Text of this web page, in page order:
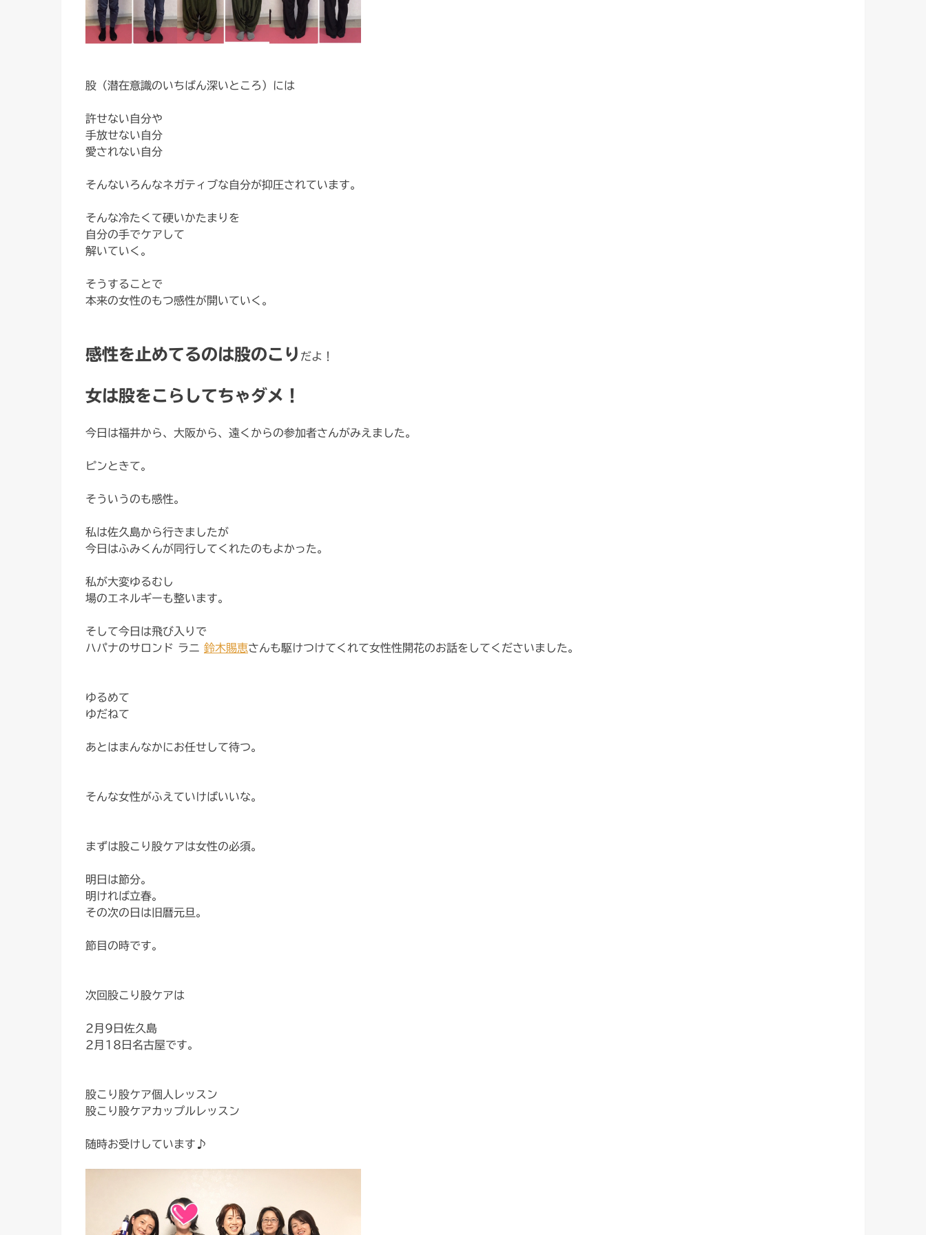
股（潜在意識のいちばん深いところ）には
許せない自分や
手放せない自分
愛されない自分
そんないろんなネガティブな自分が抑圧されています。
そんな冷たくて硬いかたまりを
自分の手でケアして
解いていく。
そうすることで
本来の女性のもつ感性が開いていく。
感性を止めてるのは股のこり だよ！
女は股をこらしてちゃダメ！
今日は福井から、大阪から、遠くからの参加者さんがみえました。
ピンときて。
そういうのも感性。
私は佐久島から行きましたが
今日はふみくんが同行してくれたのもよかった。
私が大変ゆるむし
場のエネルギーも整います。
そして今日は飛び入りで
ハパナのサロンド ラニ 鈴木賜恵さんも駆けつけてくれて女性性開花のお話をしてくださいました。
ゆるめて
ゆだねて
あとはまんなかにお任せして待つ。
そんな女性がふえていけばいいな。
まずは股こり股ケアは女性の必須。
明日は節分。
明ければ立春。
その次の日は旧暦元旦。
節目の時です。
次回股こり股ケアは
2月9日佐久島
2月18日名古屋です。
股こり股ケア個人レッスン
股こり股ケアカップルレッスン
随時お受けしています♪